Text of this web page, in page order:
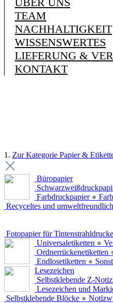
TEAM
NACHHALTIGKEIT
WISSENSWERTES
LIEFERUNG &
KONTAKT
1. Zur Kategorie Papier &
Büropapier
Farbdruckpapier ●
Recyceltes und
Fotopapier für
Universaletiketten ●
Ordnerrückenetiketten
Endlosetiketten ●
Lesezeichen
Selbstklebende Z-
Lesezeichen und
Selbstklebende Blöcke ●